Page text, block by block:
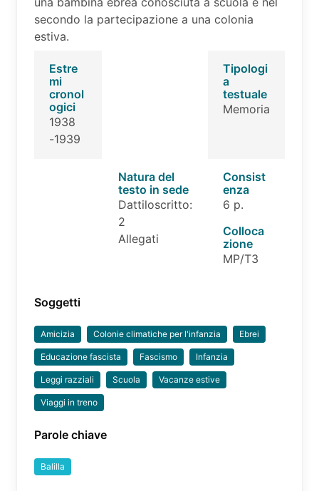
secondo la partecipazione a una colonia
estiva.
Estre
mi
cronol
ogici
1938
-1939
Tipologi
a
testuale
Memoria
Natura del
testo in sede
Dattiloscritto:
2
Allegati
Consist
enza
6 p.
Colloca
zione
MP/T3
Soggetti
Amicizia Colonie climatiche per l'infanzia Ebrei
Educazione fascista Fascismo Infanzia
Leggi razziali Scuola Vacanze estive
Viaggi in treno
Parole chiave
Balilla